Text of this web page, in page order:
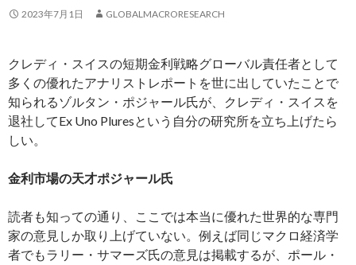
2023年7月1日 GLOBALMACRORESEARCH
クレディ・スイスの短期金利戦略グローバル責任者として
多くの優れたアナリストレポートを世に出していたことで
知られるゾルタン・ポジャール氏が、クレディ・スイスを
退社してEx Uno Pluresという自分の研究所を立ち上げたら
しい。
金利市場の天才ポジャール氏
読者も知っての通り、ここでは本当に優れた世界的な専門
家の意見しか取り上げていない。例えば同じマクロ経済学
者でもラリー・サマーズ氏の意見は掲載するが、ポール・